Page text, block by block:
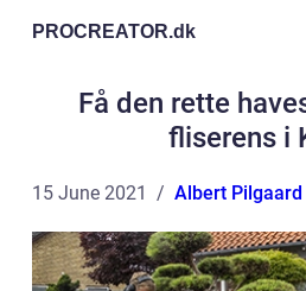
PROCREATOR.dk
Få den rette
fliserens i
15 June 2021 Albert Pilgaard